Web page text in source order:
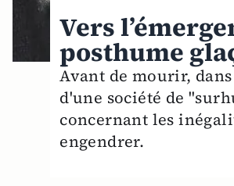
Vers
posthume
Avant de mourir,
d'une société de
concernant les
engendrer.